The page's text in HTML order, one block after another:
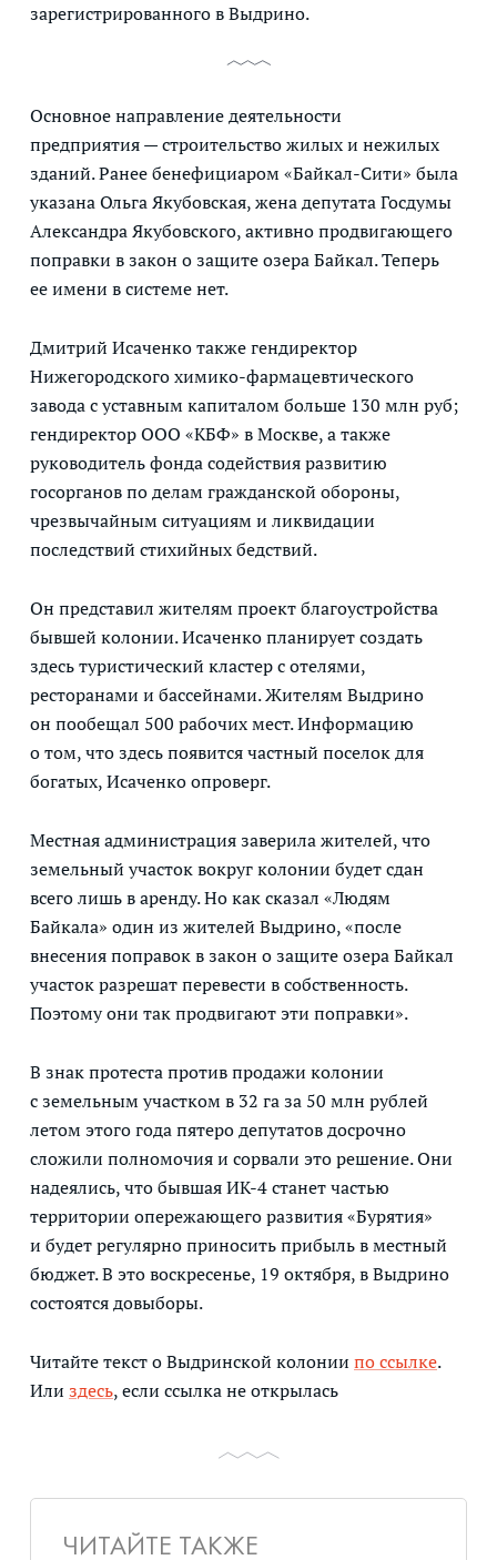
зарегистрированного в Выдрино.
Основное направление деятельности
предприятия — строительство жилых и нежилых
зданий. Ранее бенефициаром «Байкал-Сити» была
указана Ольга Якубовская, жена депутата Госдумы
Александра Якубовского, активно продвигающего
поправки в закон о защите озера Байкал. Теперь
ее имени в системе нет.
Дмитрий Исаченко также гендиректор
Нижегородского химико-фармацевтического
завода с уставным капиталом больше 130 млн руб;
гендиректор ООО «КБФ» в Москве, а также
руководитель фонда содействия развитию
госорганов по делам гражданской обороны,
чрезвычайным ситуациям и ликвидации
последствий стихийных бедствий.
Он представил жителям проект благоустройства
бывшей колонии. Исаченко планирует создать
здесь туристический кластер с отелями,
ресторанами и бассейнами. Жителям Выдрино
он пообещал 500 рабочих мест. Информацию
о том, что здесь появится частный поселок для
богатых, Исаченко опроверг.
Местная администрация заверила жителей, что
земельный участок вокруг колонии будет сдан
всего лишь в аренду. Но как сказал «Людям
Байкала» один из жителей Выдрино, «после
внесения поправок в закон о защите озера Байкал
участок разрешат перевести в собственность.
Поэтому они так продвигают эти поправки».
В знак протеста против продажи колонии
с земельным участком в 32 га за 50 млн рублей
летом этого года пятеро депутатов досрочно
сложили полномочия и сорвали это решение. Они
надеялись, что бывшая ИК-4 станет частью
территории опережающего развития «Бурятия»
и будет регулярно приносить прибыль в местный
бюджет. В это воскресенье, 19 октября, в Выдрино
состоятся довыборы.
Читайте текст о Выдринской колонии по ссылке.
Или здесь, если ссылка не открылась
ЧИТАЙТЕ ТАКЖЕ